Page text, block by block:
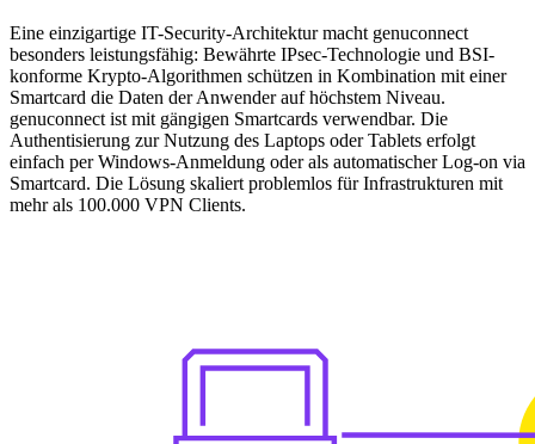
Eine einzigartige IT-Security-Architektur macht genuconnect
besonders leistungsfähig: Bewährte IPsec-Technologie und BSI-
konforme Krypto-Algorithmen schützen in Kombination mit einer
Smartcard die Daten der Anwender auf höchstem Niveau.
genuconnect ist mit gängigen Smartcards verwendbar. Die
Authentisierung zur Nutzung des Laptops oder Tablets erfolgt
einfach per Windows-Anmeldung oder als automatischer Log-on via
Smartcard. Die Lösung skaliert problemlos für Infrastrukturen mit
mehr als 100.000 VPN Clients.